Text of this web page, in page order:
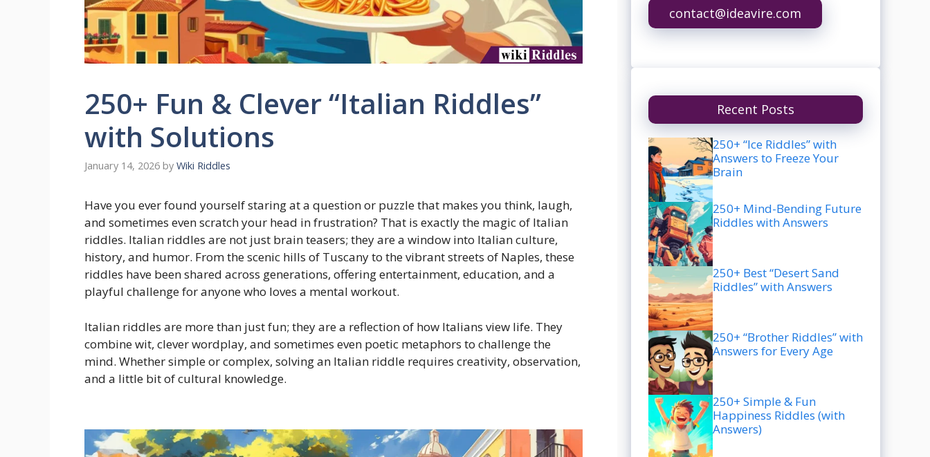
250+ Fun & Clever “Italian Riddles”
with Solutions
January 14, 2026 by Wiki Riddles
Have you ever found yourself staring at a question or puzzle that makes you think, laugh,
and sometimes even scratch your head in frustration? That is exactly the magic of Italian
riddles. Italian riddles are not just brain teasers; they are a window into Italian culture,
history, and humor. From the scenic hills of Tuscany to the vibrant streets of Naples, these
riddles have been shared across generations, offering entertainment, education, and a
playful challenge for anyone who loves a mental workout.
Italian riddles are more than just fun; they are a reflection of how Italians view life. They
combine wit, clever wordplay, and sometimes even poetic metaphors to challenge the
mind. Whether simple or complex, solving an Italian riddle requires creativity, observation,
and a little bit of cultural knowledge.
contact@ideavire.com
Recent Posts
250+ “Ice Riddles” with
Answers to Freeze Your
Brain
250+ Mind-Bending Future
Riddles with Answers
250+ Best “Desert Sand
Riddles” with Answers
250+ “Brother Riddles” with
Answers for Every Age
250+ Simple & Fun
Happiness Riddles (with
Answers)